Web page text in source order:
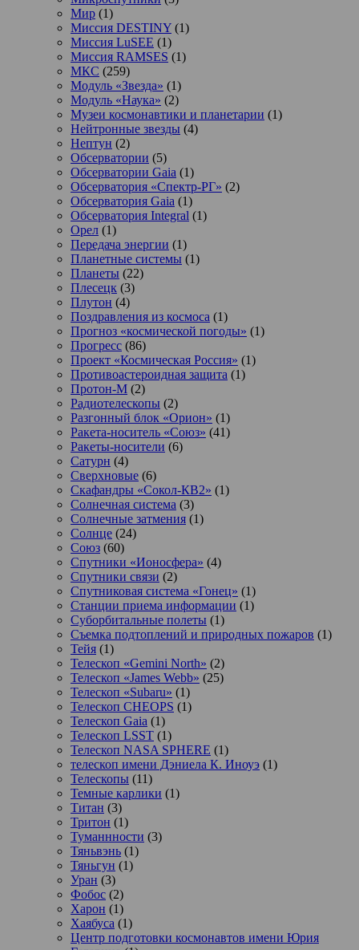
Мир (1)
Миссия DESTINY (1)
Миссия LuSEE (1)
Миссия RAMSES (1)
МКС (259)
Модуль «Звезда» (1)
Модуль «Наука» (2)
Музеи космонавтики и планетарии (1)
Нейтронные звезды (4)
Нептун (2)
Обсерватории (5)
Обсерватории Gaia (1)
Обсерватория «Спектр-РГ» (2)
Обсерватория Gaia (1)
Обсерватория Integral (1)
Орел (1)
Передача энергии (1)
Планетные системы (1)
Планеты (22)
Плесецк (3)
Плутон (4)
Поздравления из космоса (1)
Прогноз «космической погоды» (1)
Прогресс (86)
Проект «Космическая Россия» (1)
Противоастероидная защита (1)
Протон-М (2)
Радиотелескопы (2)
Разгонный блок «Орион» (1)
Ракета-носитель «Союз» (41)
Ракеты-носители (6)
Сатурн (4)
Сверхновые (6)
Скафандры «Сокол-КВ2» (1)
Солнечная система (3)
Солнечные затмения (1)
Солнце (24)
Союз (60)
Спутники «Ионосфера» (4)
Спутники связи (2)
Спутниковая система «Гонец» (1)
Станции приема информации (1)
Суборбитальные полеты (1)
Съемка подтоплений и природных пожаров (1)
Тейя (1)
Телескоп «Gemini North» (2)
Телескоп «James Webb» (25)
Телескоп «Subaru» (1)
Телескоп CHEOPS (1)
Телескоп Gaia (1)
Телескоп LSST (1)
Телескоп NASA SPHERE (1)
телескоп имени Дэниела К. Иноуэ (1)
Телескопы (11)
Темные карлики (1)
Титан (3)
Тритон (1)
Туманнности (3)
Тяньвэнь (1)
Тяньгун (1)
Уран (3)
Фобос (2)
Харон (1)
Хаябуса (1)
Центр подготовки космонавтов имени Юрия